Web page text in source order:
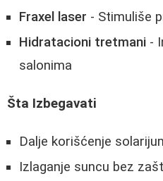
Fraxel laser - Stimuliše
Hidratacioni tretmani -
salonima
Šta Izbegavati
Dalje korišćenje
Izlaganje suncu bez